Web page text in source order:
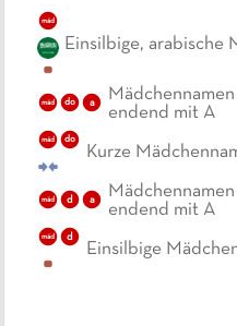
mäd
Einsilbige, arabische
mäd do a
endend mit A
mäd do
Kurze
mäd d a
endend mit A
mäd d
Einsilbige